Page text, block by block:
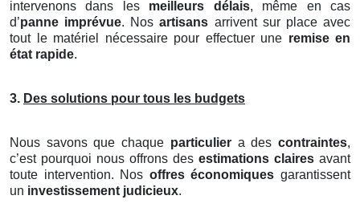
intervenons dans les meilleurs délais, même en cas
d’panne imprévue. Nosartisans arrivent sur place avec
tout le matériel nécessaire pour effectuer une remise en
état rapide.
3. Des solutions pour tous les budgets
Nous savons que chaque particuliera descontraintes,
c’est pourquoi nous offrons des estimations claires avant
toute intervention. Nos offres économiques garantissent
un investissement judicieux.